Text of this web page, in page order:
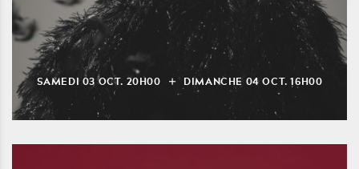
SAMEDI 03OCT. 20H00 DIMANCHE 04OCT.16H00